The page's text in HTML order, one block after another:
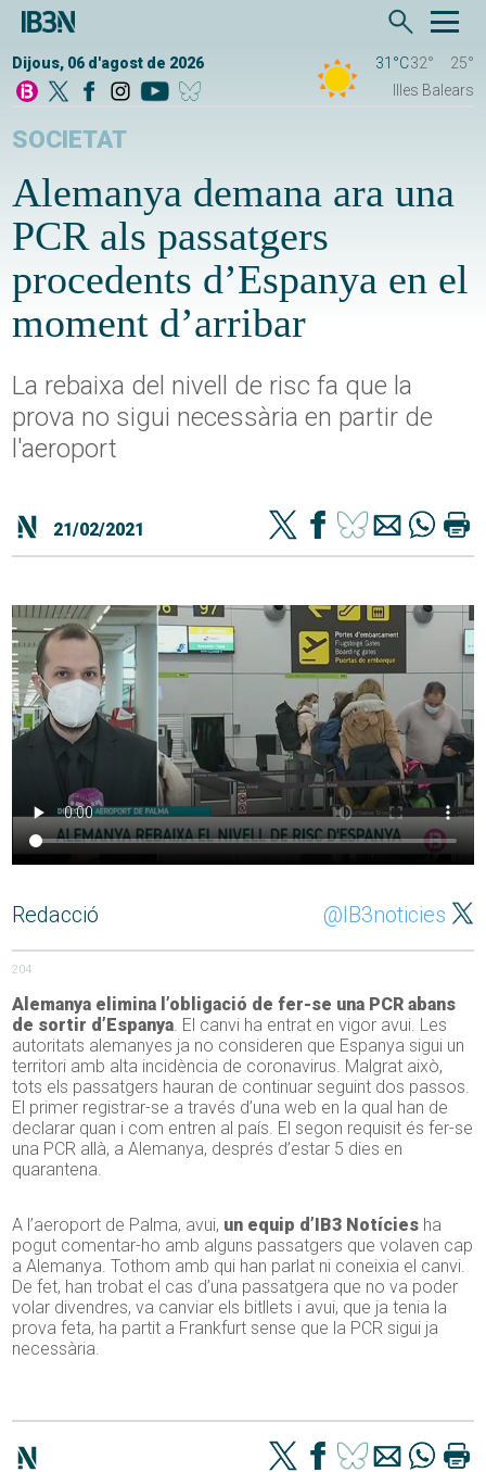
Dijous, 06 d'agost de 2026 31°C32°
25°
Illes Balears
SOCIETAT
Alemanya demana ara una
PCR als passatgers
procedents d’Espanya en el
moment d’arribar
La rebaixa del nivell de risc fa que la
prova no sigui necessària en partir de
l'aeroport
21/02/2021
Redacció @IB3noticies
204
Alemanya elimina l’obligació de fer-se una PCR abans
de sortir d’Espanya. El canvi ha entrat en vigor avui. Les
autoritats alemanyes ja no consideren que Espanya sigui un
territori amb alta incidència de coronavirus. Malgrat això,
tots els passatgers hauran de continuar seguint dos passos.
El primer registrar-se a través d’una web en la qual han de
declarar quan i com entren al país. El segon requisit és fer-se
una PCR allà, a Alemanya, després d’estar 5 dies en
quarantena.
A l’aeroport de Palma, avui, un equip d’IB3 Notícies ha
pogut comentar-ho amb alguns passatgers que volaven cap
a Alemanya. Tothom amb qui han parlat ni coneixia el canvi.
De fet, han trobat el cas d’una passatgera que no va poder
volar divendres, va canviar els bitllets i avui, que ja tenia la
prova feta, ha partit a Frankfurt sense que la PCR sigui ja
necessària.